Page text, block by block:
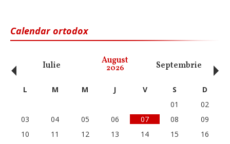
Calendar ortodox
Iulie August
2026 Septembrie
‹ L M M J V S
D
01
02
03
04 05 06 07 08
09
10
11 12 13 14 15
16